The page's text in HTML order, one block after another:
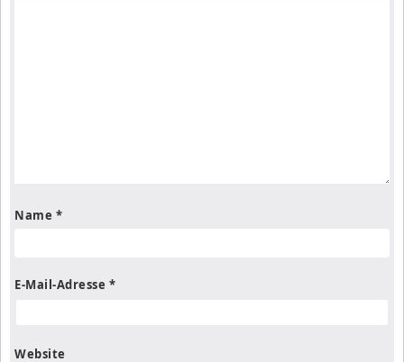
Name *
E-Mail-Adresse *
Website